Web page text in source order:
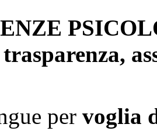
per voglia